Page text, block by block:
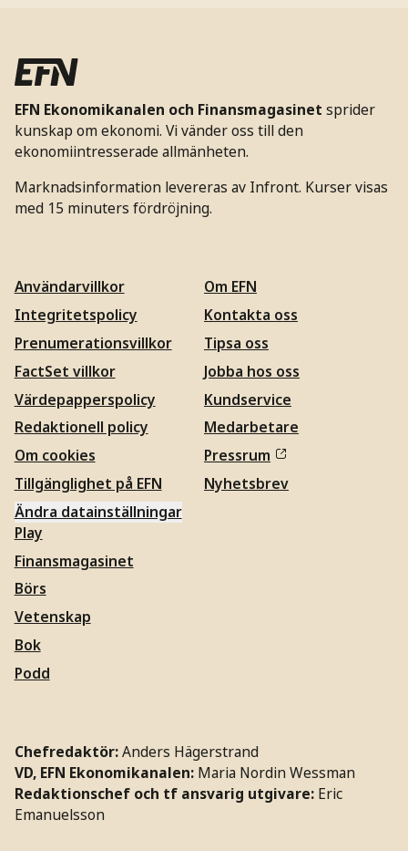
EFN Ekonomikanalen och Finansmagasinet sprider
kunskap om ekonomi. Vi vänder oss till den
ekonomiintresserade allmänheten.
Marknadsinformation levereras av Infront. Kurser visas
med 15 minuters fördröjning.
Användarvillkor
Integritetspolicy
Prenumerationsvillkor
FactSet villkor
Värdepapperspolicy
Redaktionell policy
Om cookies
Tillgänglighet på EFN
Ändra datainställningar
Om EFN
Kontakta oss
Tipsa oss
Jobba hos oss
Kundservice
Medarbetare
Pressrum
Nyhetsbrev
Play
Finansmagasinet
Börs
Vetenskap
Bok
Podd
Chefredaktör:Anders Hägerstrand
VD, EFN Ekonomikanalen: Maria Nordin Wessman
Redaktionschef och tf ansvarig utgivare: Eric
Emanuelsson